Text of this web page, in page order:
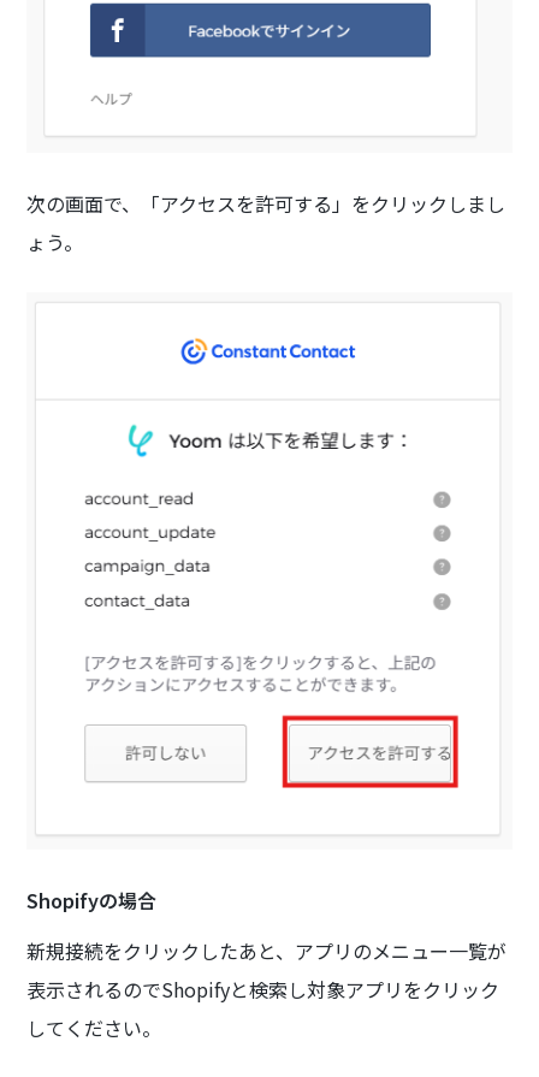
次の画面で、「アクセスを許可する」をクリックしまし
ょう。
Shopifyの場合
新規接続をクリックしたあと、アプリのメニュー一覧が
表示されるのでShopifyと検索し対象アプリをクリック
してください。